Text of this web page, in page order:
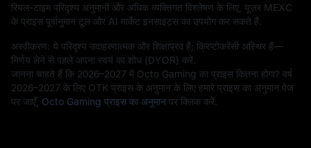
रियल-टाइम परिदृश्य अनुमानों और अधिक व्यक्तिगत विश्लेषण के लिए, यूज़र MEXC
के प्राइस पूर्वानुमान टूल और AI मार्केट इनसाइट्स का उपयोग कर सकते हैं.
अस्वीकरण: ये परिदृश्य उदाहरणात्मक और शिक्षाप्रद हैं; क्रिप्टोकरेंसी अस्थिर हैं—
निर्णय लेने से पहले अपना स्वयं का शोध (DYOR) करें.
जानना चाहते हैं कि 2026–2027 में Octo Gaming का प्राइस कितना होगा? वर्ष
2026–2027 के लिए OTK प्राइस के अनुमान के लिए हमारे प्राइस का अनुमान पेज
पर जाएँ, Octo Gaming प्राइस का अनुमान पर क्लिक करें.